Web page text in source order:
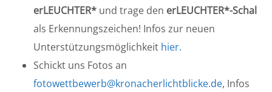
erLEUCHTER* und trage den erLEUCHTER*-Schal
als Erkennungszeichen! Infos zur neuen
Unterstützungsmöglichkeit hier.
Schickt uns Fotos an
fotowettbewerb@kronacherlichtblicke.de, Infos